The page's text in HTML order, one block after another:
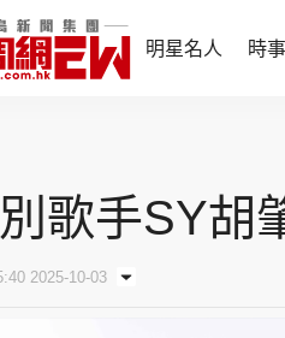
明星名人 時
財經智庫
她世代力
歌手SY胡
2025-10-03